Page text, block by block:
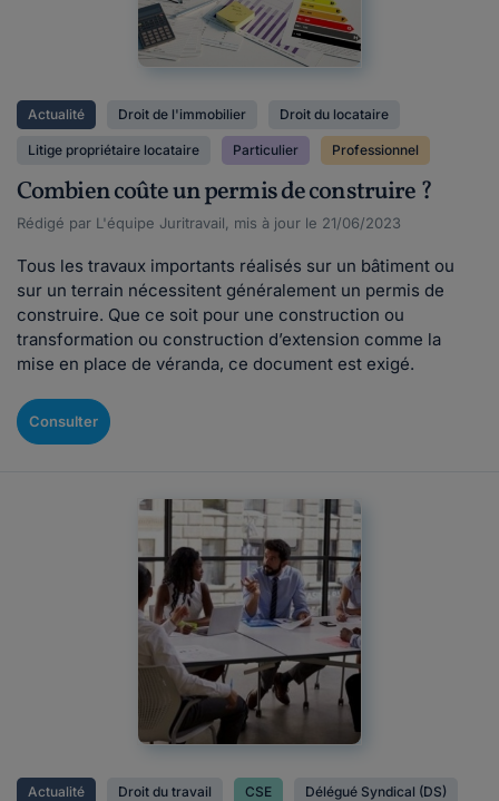
Actualité Droit de l'immobilier Droit du locataire
Litige propriétaire locataire Particulier Professionnel
Combien coûte un permis de construire ?
Rédigé par L'équipe Juritravail, mis à jour le 21/06/2023
Tous les travaux importants réalisés sur un bâtiment ou
sur un terrain nécessitent généralement un permis de
construire. Que ce soit pour une construction ou
transformation ou construction d’extension comme la
mise en place de véranda, ce document est exigé.
Consulter
Actualité Droit du travail CSE Délégué Syndical (DS)